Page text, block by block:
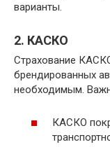
варианты.
2. КАСКО
Страхование
брендированных
необходимым.
КАСКО